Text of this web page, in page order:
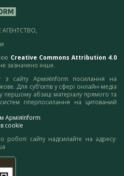
АГЕНТСТВО,
Creative Commons Attribution 4.0
зазначено інше.
з сайту АрміяInform посилання на
Для суб’єктів у сфері онлайн-медіа
першому абзаці матеріалу прямого та
гіперпосилання на цитований
АрміяInform
cookie
роботі сайту надсилайте на адресу: